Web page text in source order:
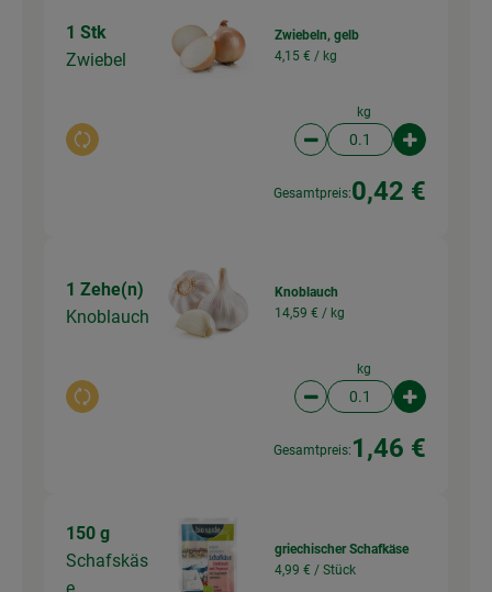
1 Stk
Zwiebel
Auswahl ändern
Zwiebeln, gelb
4,15 € / kg
kg
Artikelanzahl
Gesamtpreis:0,42 €
1 Zehe(n)
Knoblauch
Auswahl ändern
Knoblauch
14,59 € / kg
kg
Artikelanzahl
Gesamtpreis: 1,46 €
150 g
Schafskäs
e
griechischer Schafkäse
4,99 € / Stück